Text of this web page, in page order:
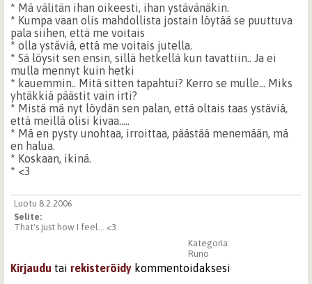
* Mä välitän ihan oikeesti, ihan ystävänäkin.
* Kumpa vaan olis mahdollista jostain löytää se puuttuva
pala siihen, että me voitais
* olla ystäviä, että me voitais jutella.
* Sä löysit sen ensin, sillä hetkellä kun tavattiin.. Ja ei
mulla mennyt kuin hetki
* kauemmin.. Mitä sitten tapahtui? Kerro se mulle... Miks
yhtäkkiä päästit vain irti?
* Mistä mä nyt löydän sen palan, että oltais taas ystäviä,
että meillä olisi kivaa.....
* Mä en pysty unohtaa, irroittaa, päästää menemään, mä
en halua.
* Koskaan, ikinä.
* <3
Luotu 8.2.2006
Selite:
That's just how I feel... <3
Kategoria:
Runo
Kirjaudu tai rekisteröidy kommentoidaksesi